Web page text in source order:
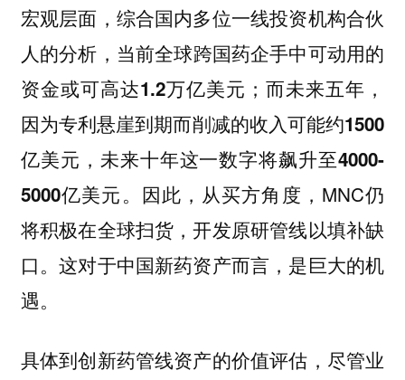
宏观层面，综合国内多位一线投资机构合伙
人的分析， 当前全球跨国药企手中可动用的
资金或可高达1.2万亿美元；而未来五年，
因为专利悬崖到期而削减的收入可能约1500
亿美元，未来十年这一数字将飙升至4000-
5000亿美元。 因此，从买方角度，MNC仍
将积极在全球扫货，开发原研管线以填补缺
口。这对于中国新药资产而言，是巨大的机
遇。
具体到创新药管线资产的价值评估，尽管业